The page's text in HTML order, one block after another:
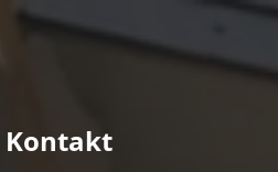
Kontakt